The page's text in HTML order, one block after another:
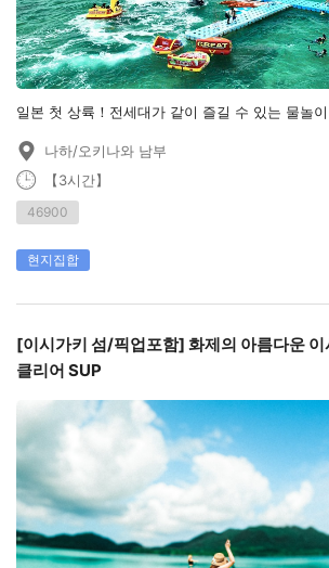
일본 첫 상륙！전세대가 같이 즐길 수 있는 물놀이
나하/오키나와 남부
【3시간】
46900
현지집합
[이시가키 섬/픽업포함] 화제의 아름다운
클리어 SUP